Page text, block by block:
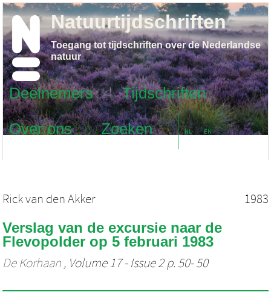
Deelnemers
Tijdschriften
Over ons
Zoeken NL EN
Natuurtijdschriften
Toegang tot tijdschriften over de Nederlandse
natuur
Rick van den Akker 1983
Verslag van de excursie naar de
Flevopolder op 5 februari 1983
De Korhaan , Volume 17 - Issue 2 p. 50- 50